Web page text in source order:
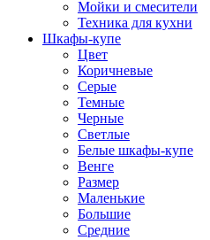
Мойки и смесители
Техника для кухни
Шкафы-купе
Цвет
Коричневые
Серые
Темные
Черные
Светлые
Белые шкафы-купе
Венге
Размер
Маленькие
Большие
Средние